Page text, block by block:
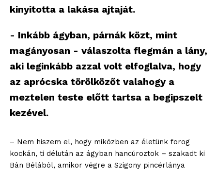
kinyitotta a lakása ajtaját.
- Inkább ágyban, párnák közt, mint
magányosan - válaszolta flegmán a lány,
aki leginkább azzal volt elfoglalva, hogy
az aprócska törölközőt valahogy a
meztelen teste előtt tartsa a begipszelt
kezével.
– Nem hiszem el, hogy miközben az életünk forog
kockán, ti délután az ágyban hancúroztok – szakadt ki
Bán Bélából, amikor végre a Szigony pincérlánya